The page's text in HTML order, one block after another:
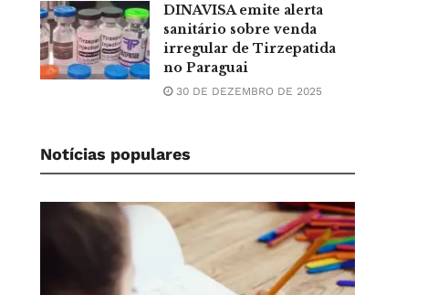
DINAVISA emite alerta
sanitário sobre venda
irregular de Tirzepatida
no Paraguai
30 DE DEZEMBRO DE 2025
Notícias populares